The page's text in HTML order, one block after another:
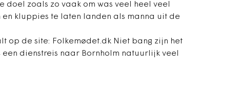
doel zoals zo vaak om was veel heel veel
kluppies te laten landen als manna uit de
op de site: Folkemødet.dk Niet bang zijn het
een dienstreis naar Bornholm natuurlijk veel